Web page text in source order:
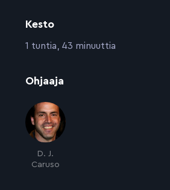
Kesto
:1 tuntia, 43 minuuttia
Ohjaaja
D. J.
Caruso